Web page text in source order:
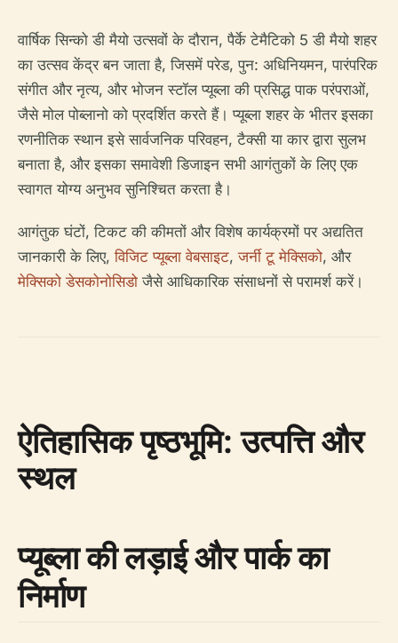
वार्षिक सिन्को डी मैयो उत्सवों के दौरान, पैर्के टेमैटिको 5 डी मैयो शहर
का उत्सव केंद्र बन जाता है, जिसमें परेड, पुन: अधिनियमन, पारंपरिक
संगीत और नृत्य, और भोजन स्टॉल प्यूब्ला की प्रसिद्ध पाक परंपराओं,
जैसे मोल पोब्लानो को प्रदर्शित करते हैं। प्यूब्ला शहर के भीतर इसका
रणनीतिक स्थान इसे सार्वजनिक परिवहन, टैक्सी या कार द्वारा सुलभ
बनाता है, और इसका समावेशी डिजाइन सभी आगंतुकों के लिए एक
स्वागत योग्य अनुभव सुनिश्चित करता है।
आगंतुक घंटों, टिकट की कीमतों और विशेष कार्यक्रमों पर अद्यतित
जानकारी के लिए,विजिट प्यूब्ला वेबसाइट,जर्नी टू मेक्सिको, और
मेक्सिको डेसकोनोसिडो जैसे आधिकारिक संसाधनों से परामर्श करें।
ऐतिहासिक पृष्ठभूमि: उत्पत्ति और
स्थल
प्यूब्ला की लड़ाई और पार्क का
निर्माण